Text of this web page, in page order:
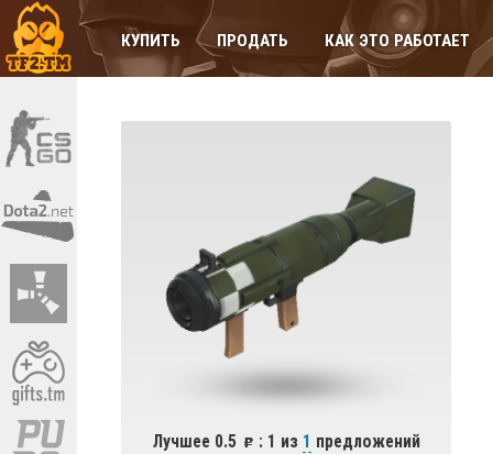
КУПИТЬ ПРОДАТЬ КАК ЭТО РАБОТАЕТ
Лучшее 0.5 : 1 из 1 предложений